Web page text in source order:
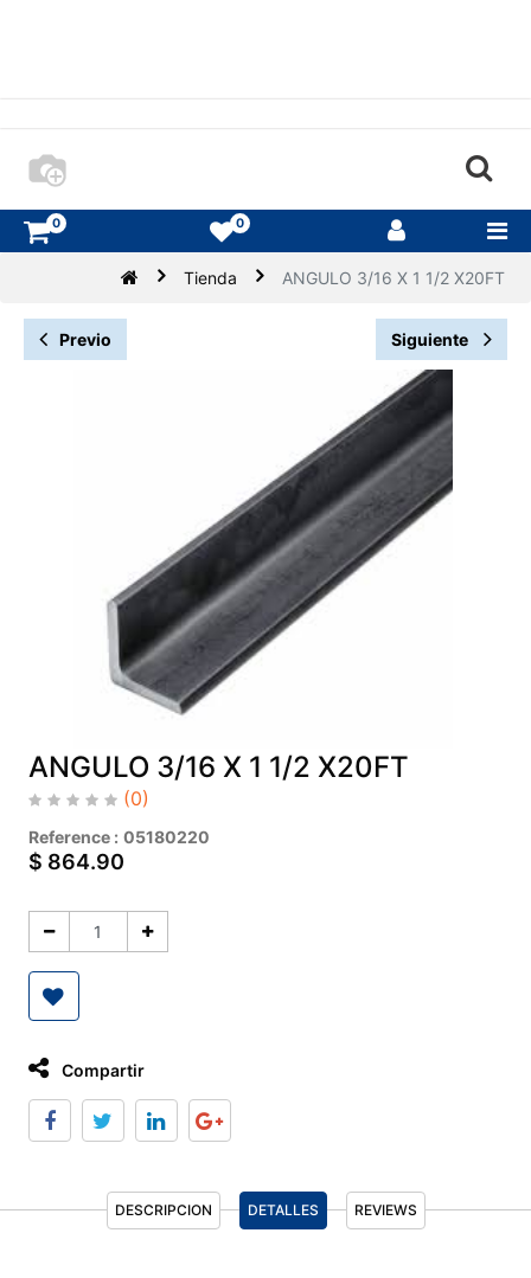
0 0
Tienda ANGULO 3/16 X 1 1/2 X20FT
Previo Siguiente
ANGULO 3/16 X 1 1/2 X20FT
(0)
Reference : 05180220
$ 864.90
Compartir
DESCRIPCION DETALLES REVIEWS